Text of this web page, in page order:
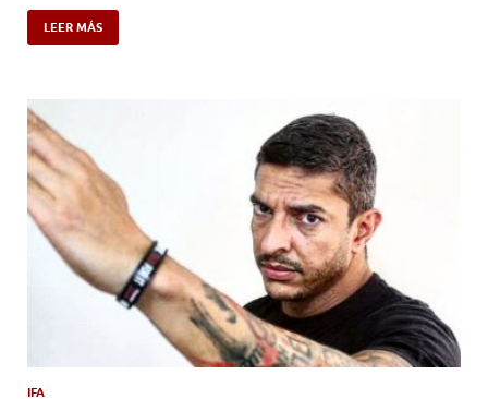
LEER MÁS
IFA